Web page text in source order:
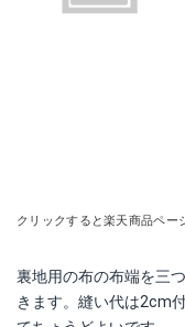
クリックすると楽天商品ペー
裏地用の布の布端を三
きます。縫い代は2cm